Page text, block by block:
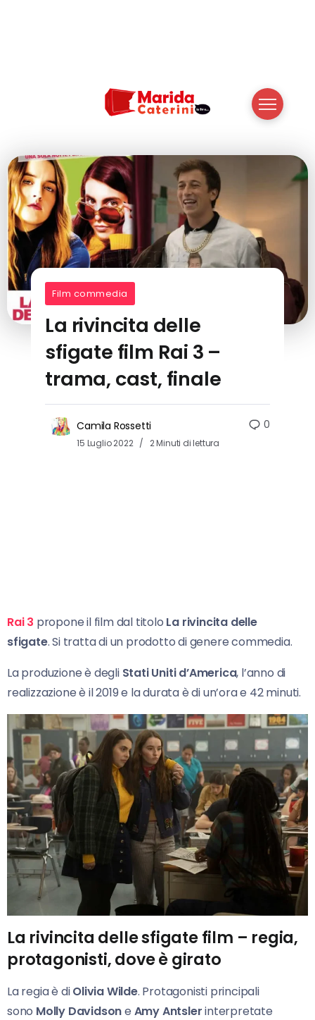
Film commedia
La rivincita delle
sfigate film Rai 3 –
trama, cast, finale
Camila Rossetti
15 Luglio 2022 2 Minuti di lettura
0
Rai 3 propone il film dal titolo La rivincita delle
sfigate. Si tratta di un prodotto di genere commedia.
La produzione è degli Stati Uniti d’America, l’anno di
realizzazione è il 2019 e la durata è di un’ora e 42 minuti.
La rivincita delle sfigate film – regia,
protagonisti, dove è girato
La regia è diOlivia Wilde. Protagonisti principali
sono Molly Davidsone Amy Antslerinterpretate